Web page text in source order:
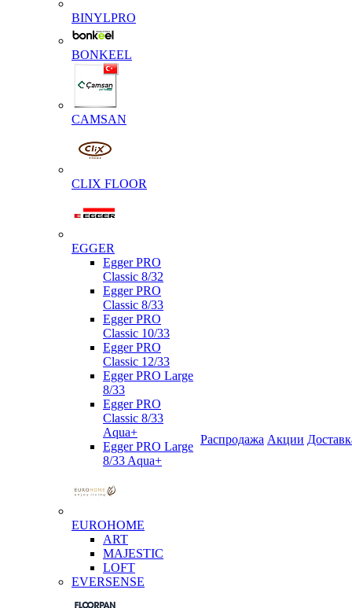
BINYLPRO
BONKEEL
CAMSAN
CLIX FLOOR
EGGER
Egger PRO
Classic 8/32
Egger PRO
Classic 8/33
Egger PRO
Classic 10/33
Egger PRO
Classic 12/33
Egger PRO Large
8/33
Egger PRO
Classic 8/33
Aqua+
Egger PRO Large
8/33 Aqua+
EUROHOME
ART
MAJESTIC
LOFT
EVERSENSE
Распродажа Акции